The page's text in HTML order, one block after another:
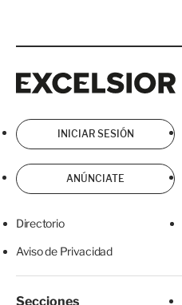
INICIAR SESIÓN
ANÚNCIATE
Directorio
Aviso de Privacidad
Secciones